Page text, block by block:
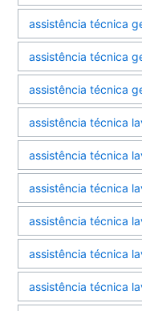
assistência técnica
assistência técnica
assistência técnica
assistência técnica
assistência técnica
assistência técnica
assistência técnica
assistência técnica
assistência técnica